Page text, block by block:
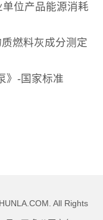
位产品能源消耗
燃料灰成分测定
》-国家标准
All Rights